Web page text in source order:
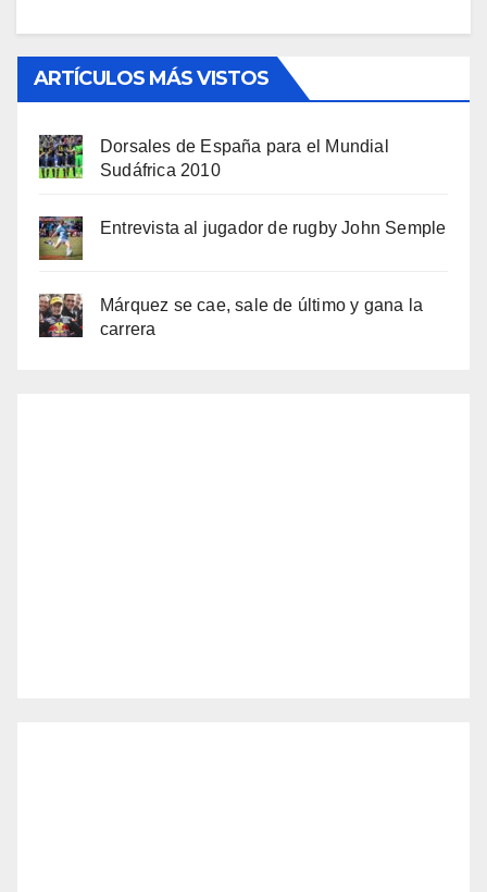
ARTÍCULOS MÁS VISTOS
Dorsales de España para el Mundial
Sudáfrica 2010
Entrevista al jugador de rugby John Semple
Márquez se cae, sale de último y gana la
carrera